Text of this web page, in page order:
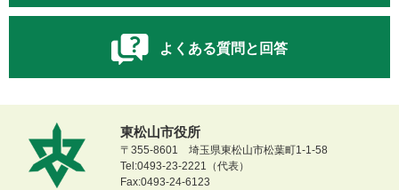
よくある質問と回答
東松山市役所
〒355-8601 埼玉県東松山市松葉町1-1-58
Tel:0493-23-2221（代表）
Fax:0493-24-6123